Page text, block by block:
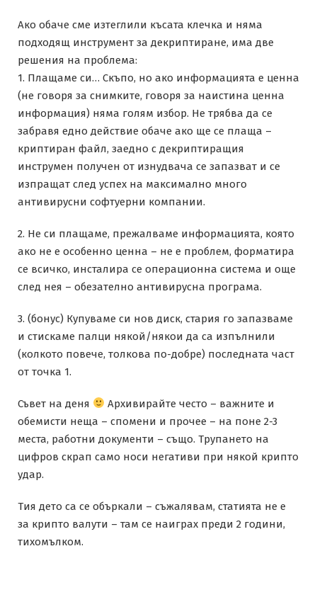
Ако обаче сме изтеглили късата клечка и няма
подходящ инструмент за декриптиране, има две
решения на проблема:
1. Плащаме си… Скъпо, но ако информацията е ценна
(не говоря за снимките, говоря за наистина ценна
информация) няма голям избор. Не трябва да се
забравя едно действие обаче ако ще се плаща –
криптиран файл, заедно с декриптиращия
инструмен получен от изнудвача се запазват и се
изпращат след успех на максимално много
антивирусни софтуерни компании.
2. Не си плащаме, прежалваме информацията, която
ако не е особенно ценна – не е проблем, форматира
се всичко, инсталира се операционна система и още
след нея – обезателно антивирусна програма.
3. (бонус) Купуваме си нов диск, стария го запазваме
и стискаме палци някой/някои да са изпълнили
(колкото повече, толкова по-добре) последната част
от точка 1.
Съвет на деня
Архивирайте често – важните и
обемисти неща – спомени и прочее – на поне 2-3
места, работни документи – също. Трупането на
цифров скрап само носи негативи при някой крипто
удар.
Тия дето са се объркали – съжалявам, статията не е
за крипто валути – там се наиграх преди 2 години,
тихомълком.